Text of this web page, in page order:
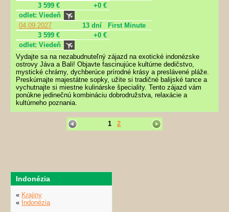
3 599 €
+0 €
odlet: Viedeň
04.09.2027
13 dní
First Minute
3 599 €
+0 €
odlet: Viedeň
Vydajte sa na nezabudnuteľný zájazd na exotické indonézske
ostrovy Jáva a Bali! Objavte fascinujúce kultúrne dedičstvo,
mystické chrámy, dychberúce prírodné krásy a preslávené pláže.
Preskúmajte majestátne sopky, užite si tradičné balijské tance a
vychutnajte si miestne kulinárske špeciality. Tento zájazd vám
ponúkne jedinečnú kombináciu dobrodružstva, relaxácie a
kultúrneho poznania.
1 2
Indonézia
« Krajiny
« Indonézia